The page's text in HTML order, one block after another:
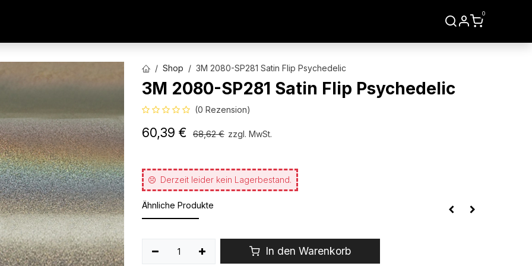
0
Shop 3M 2080-SP281 Satin Flip Psychedelic
3M 2080-SP281 Satin Flip Psychedelic
(0 Rezension)
60,39 € 68,62€ zzgl. MwSt.
Derzeit leider kein Lagerbestand.
Ähnliche Produkte
In den Warenkorb